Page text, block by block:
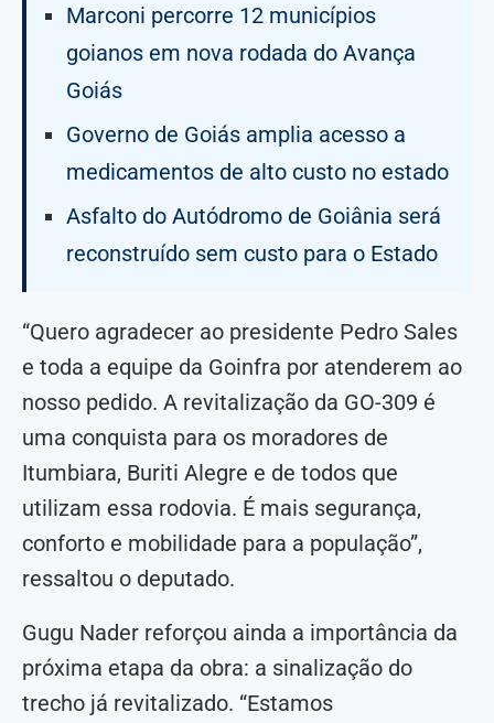
Marconi percorre 12 municípios
goianos em nova rodada do Avança
Goiás
Governo de Goiás amplia acesso a
medicamentos de alto custo no estado
Asfalto do Autódromo de Goiânia será
reconstruído sem custo para o Estado
“Quero agradecer ao presidente Pedro Sales
e toda a equipe da Goinfra por atenderem ao
nosso pedido. A revitalização da GO-309 é
uma conquista para os moradores de
Itumbiara, Buriti Alegre e de todos que
utilizam essa rodovia. É mais segurança,
conforto e mobilidade para a população”,
ressaltou o deputado.
Gugu Nader reforçou ainda a importância da
próxima etapa da obra: a sinalização do
trecho já revitalizado. “Estamos